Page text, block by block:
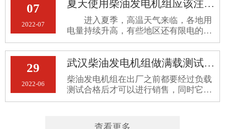
力升高 如果不及时更换机油，机油
的粘度将增加，流动性将降低，并
07
2022-07
夏天使用柴油发电机组应该注意什么？
进入夏季，高温天气来临，各地用
电量持续升高，有些地区还有限电的规
定。很多企业都采购柴油发电机组作为
备用电源。那么在夏天使用柴油发电机
组，是否有注意事项？湖北发电机组公
29
2022-06
武汉柴油发电机组做满载测试的好处
柴油发电机组在出厂之前都要经过负载
测试合格后才可以进行销售，同时它要
经过大修进行负载实验才可以投入生
试的好处是什么呢？